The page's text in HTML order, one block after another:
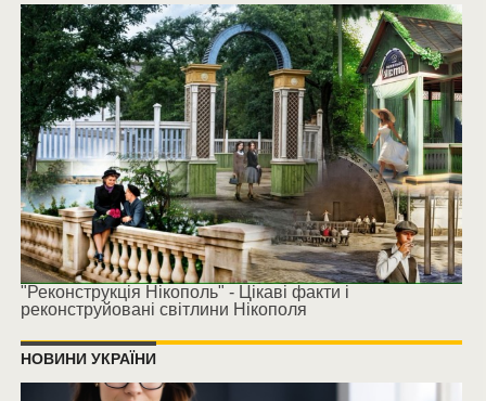
"Реконструкція Нікополь" - Цікаві факти і
реконструйовані світлини Нікополя
НОВИНИ УКРАЇНИ